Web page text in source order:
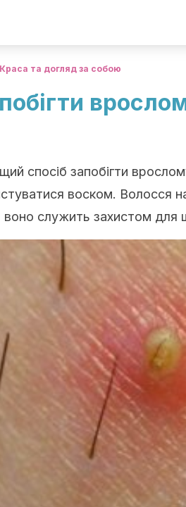
Краса та догляд за собою
спосіб запобігти
воском. Волосся
воно служить захистом для